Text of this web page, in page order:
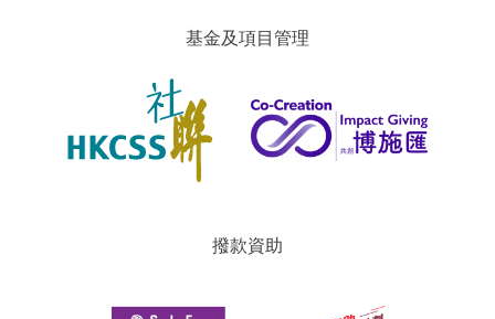
基金及項目管理
撥款資助